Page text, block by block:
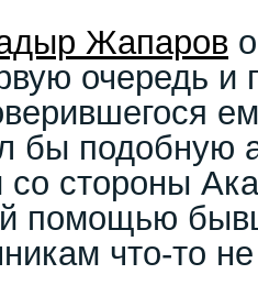
Жапаров
очередь и
бы подобную
со стороны
помощью
что-то